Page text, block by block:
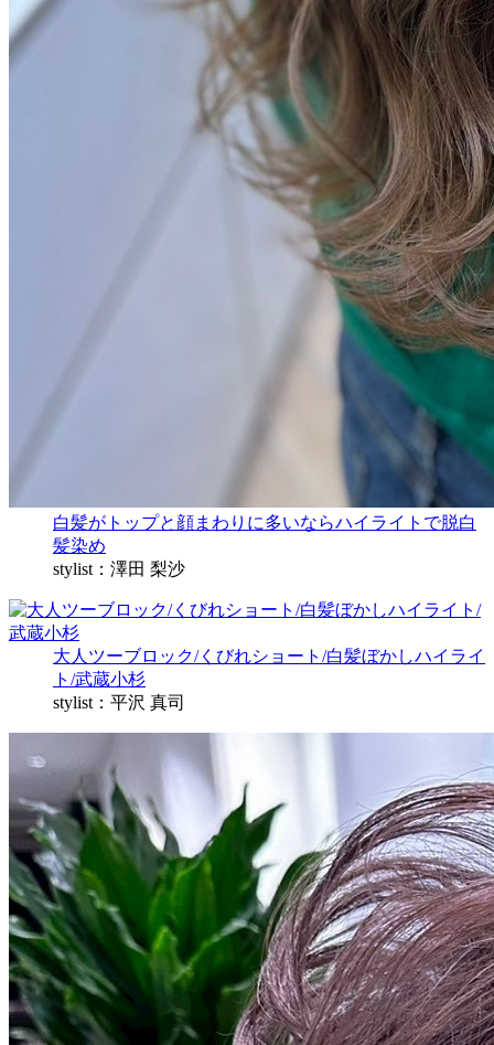
白髪がトップと顔まわりに多いならハイライトで脱白
髪染め
stylist：澤田 梨沙
大人ツーブロック/くびれショート/白髪ぼかしハイライ
ト/武蔵小杉
stylist：平沢 真司